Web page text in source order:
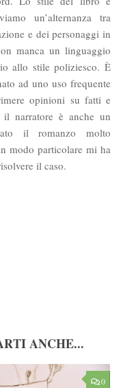
un’alternanza tra
e dei personaggi in
manca un linguaggio
allo stile poliziesco. È
ad uno uso frequente
opinioni su fatti e
il narratore è anche un
il romanzo molto
modo particolare mi ha
il caso.
ANCHE...
0